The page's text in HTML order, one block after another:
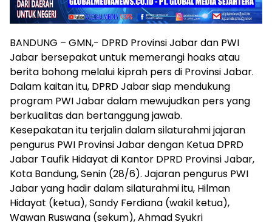
BANDUNG – GMN,- DPRD Provinsi Jabar dan PWI
Jabar bersepakat untuk memerangi hoaks atau
berita bohong melalui kiprah pers di Provinsi Jabar.
Dalam kaitan itu, DPRD Jabar siap mendukung
program PWI Jabar dalam mewujudkan pers yang
berkualitas dan bertanggung jawab.
Kesepakatan itu terjalin dalam silaturahmi jajaran
pengurus PWI Provinsi Jabar dengan Ketua DPRD
Jabar Taufik Hidayat di Kantor DPRD Provinsi Jabar,
Kota Bandung, Senin (28/6). Jajaran pengurus PWI
Jabar yang hadir dalam silaturahmi itu, Hilman
Hidayat (ketua), Sandy Ferdiana (wakil ketua),
Wawan Ruswana (sekum), Ahmad Syukri